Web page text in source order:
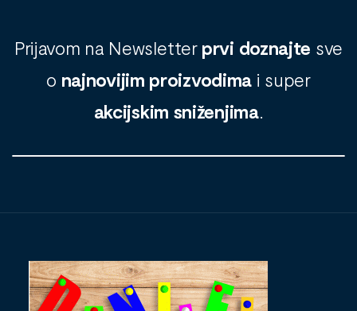
Prijavom na Newsletter prvi doznajte sve
o najnovijim proizvodima i super
akcijskim sniženjima.